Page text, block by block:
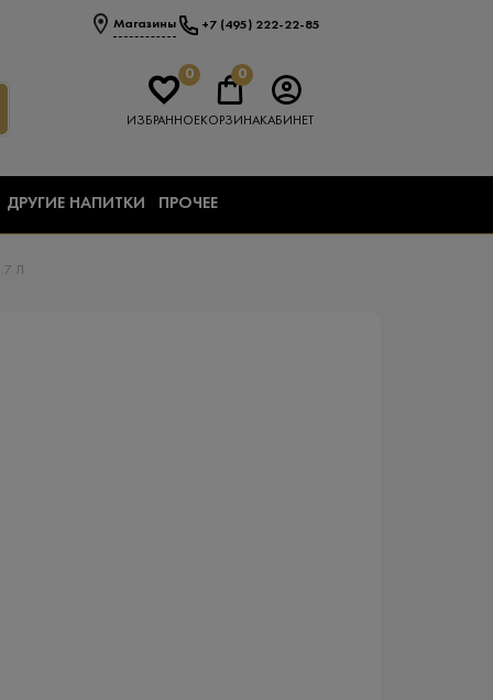
Магазины +7 (495) 222-22-85
0
ИЗБРАННОЕ
0
КОРЗИНАКАБИНЕТ
ДРУГИЕ НАПИТКИ ПРОЧЕЕ
Л